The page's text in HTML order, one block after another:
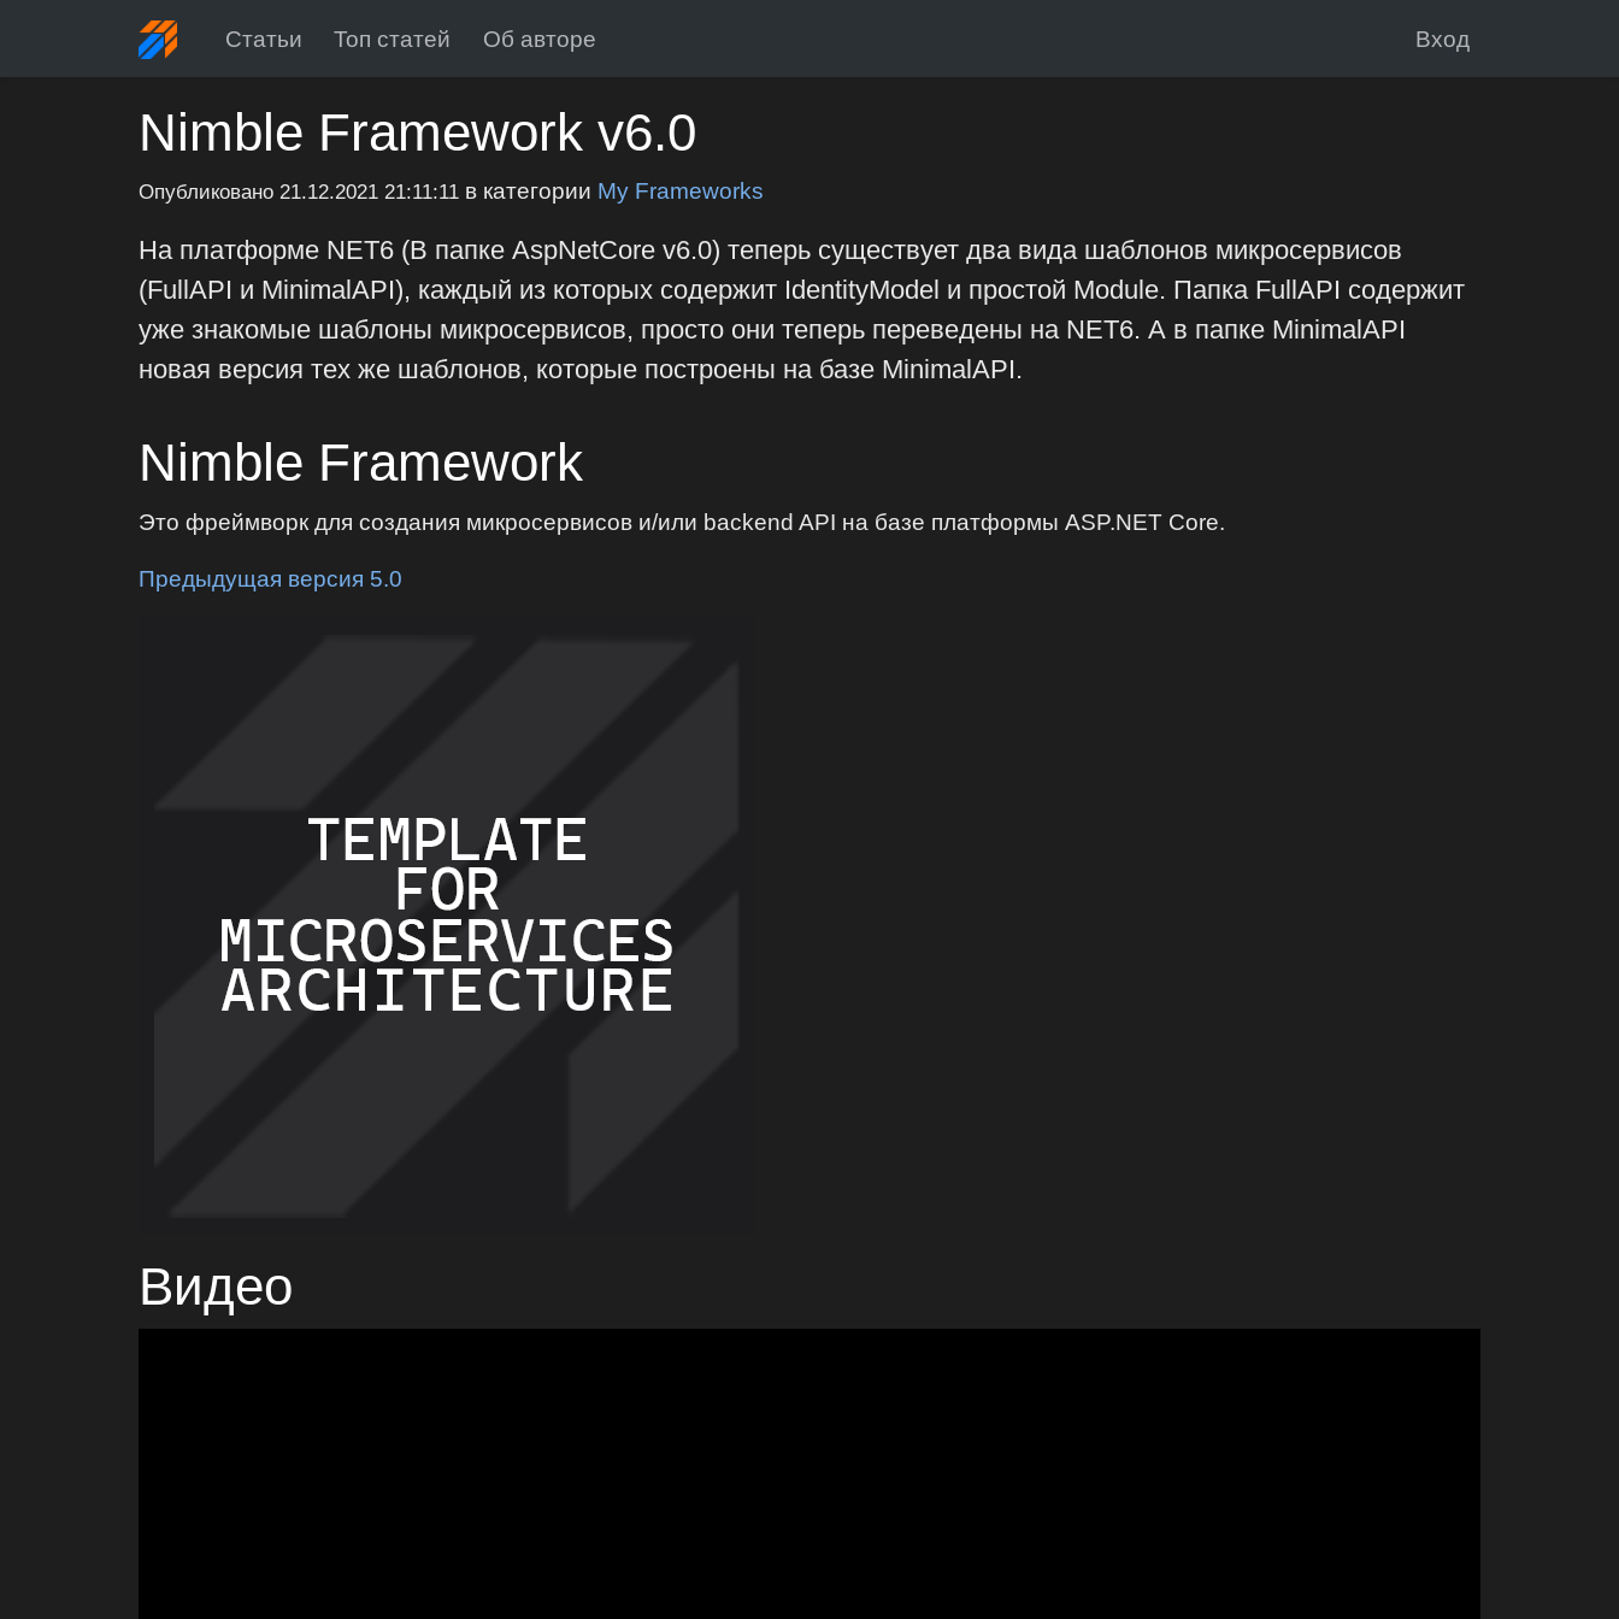
Статьи Топ статей Об авторе Вход
Nimble Framework v6.0
Опубликовано21.12.2021 21:11:11 в категории My Frameworks
На платформе NET6 (В папке AspNetCore v6.0) теперь существует два вида шаблонов микросервисов
(FullAPI и MinimalAPI), каждый из которых содержит IdentityModel и простой Module. Папка FullAPI содержит
уже знакомые шаблоны микросервисов, просто они теперь переведены на NET6. А в папке MinimalAPI
новая версия тех же шаблонов, которые построены на базе MinimalAPI.
Nimble Framework
Это фреймворк для создания микросервисов и/или backend API на базе платформы ASP.NET Core.
Предыдущая версия 5.0
Видео